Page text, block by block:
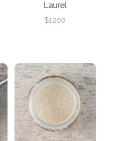
Laurel
$1.200